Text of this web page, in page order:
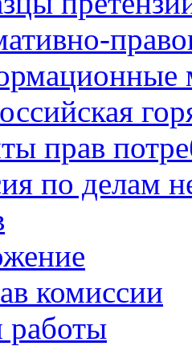
прав
по делам
комиссии
работы